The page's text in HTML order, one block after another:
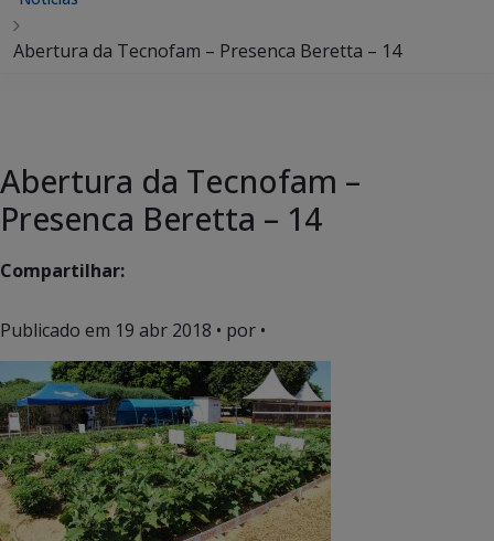
Abertura da Tecnofam – Presenca Beretta – 14
Abertura da Tecnofam –
Presenca Beretta – 14
Compartilhar:
Publicado em 19 abr 2018 • por •